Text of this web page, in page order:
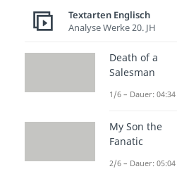
Textarten Englisch
Analyse Werke 20. JH
Death of a
Salesman
1/6 – Dauer: 04:34
My Son the
Fanatic
2/6 – Dauer: 05:04